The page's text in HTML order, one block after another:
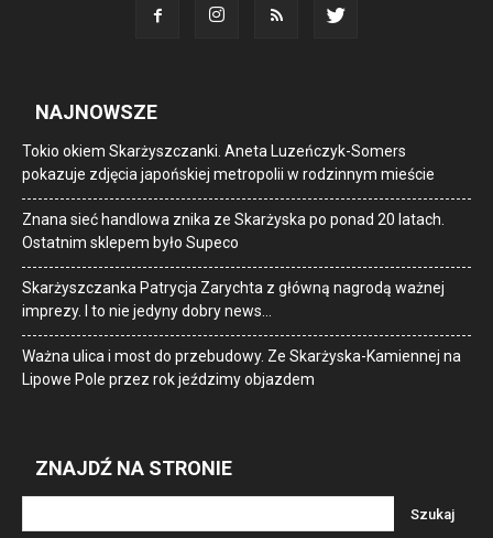
NAJNOWSZE
Tokio okiem Skarżyszczanki. Aneta Luzeńczyk-Somers
pokazuje zdjęcia japońskiej metropolii w rodzinnym mieście
Znana sieć handlowa znika ze Skarżyska po ponad 20 latach.
Ostatnim sklepem było Supeco
Skarżyszczanka Patrycja Zarychta z główną nagrodą ważnej
imprezy. I to nie jedyny dobry news…
Ważna ulica i most do przebudowy. Ze Skarżyska-Kamiennej na
Lipowe Pole przez rok jeździmy objazdem
ZNAJDŹ NA STRONIE